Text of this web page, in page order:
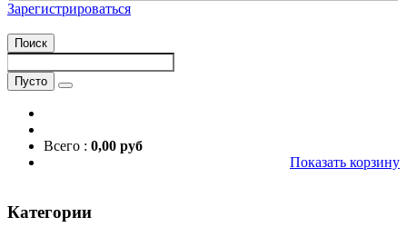
Зарегистрироваться
Поиск
Пусто
Всего : 0,00 руб
Показать корзину
Категории